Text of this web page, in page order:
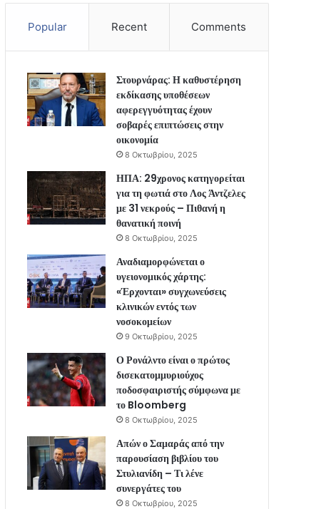
Popular Recent Comments
Στουρνάρας: Η καθυστέρηση
εκδίκασης υποθέσεων
αφερεγγυότητας έχουν
σοβαρές επιπτώσεις στην
οικονομία
8 Οκτωβρίου, 2025
ΗΠΑ: 29χρονος κατηγορείται
για τη φωτιά στο Λος Άντζελες
με 31 νεκρούς – Πιθανή η
θανατική ποινή
8 Οκτωβρίου, 2025
Αναδιαμορφώνεται ο
υγειονομικός χάρτης:
«Έρχονται» συγχωνεύσεις
κλινικών εντός των
νοσοκομείων
9 Οκτωβρίου, 2025
Ο Ρονάλντο είναι ο πρώτος
δισεκατομμυριούχος
ποδοσφαιριστής σύμφωνα με
το Bloomberg
8 Οκτωβρίου, 2025
Απών ο Σαμαράς από την
παρουσίαση βιβλίου του
Στυλιανίδη – Τι λένε
συνεργάτες του
8 Οκτωβρίου, 2025